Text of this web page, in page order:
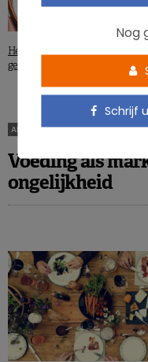
Helpen voedingsvezels echt om
gewicht te verliezen?
ARTIKELS
Voeding als
ongelijkheid
Nog
Schrijf